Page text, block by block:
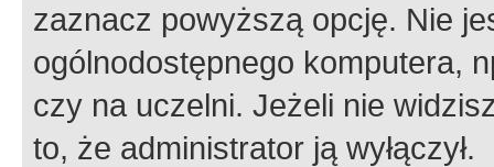
zaznacz powyższą opcję. Nie
ogólnodostępnego komputera,
czy na uczelni. Jeżeli nie
to, że administrator ją wyłączył.